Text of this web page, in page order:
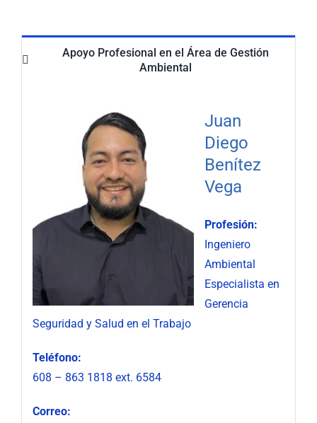
Rendición de Cuentas
Ayudas para Navegar
Apoyo Profesional en el Área de Gestión
Ambiental
Juan
Diego
Benítez
Vega
Profesión:
Ingeniero
Ambiental
Especialista en
Gerencia
Seguridad y Salud en el Trabajo
Teléfono:
608 – 863 1818 ext. 6584
Correo: